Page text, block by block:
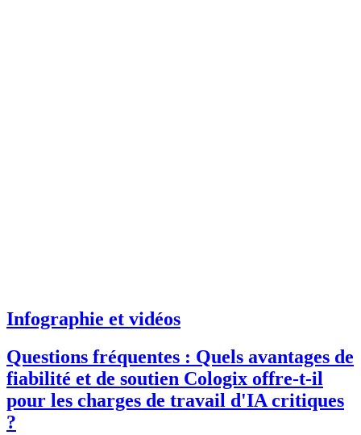
Infographie et vidéos
Questions fréquentes : Quels avantages de
fiabilité et de soutien Cologix offre-t-il
pour les charges de travail d'IA critiques
?